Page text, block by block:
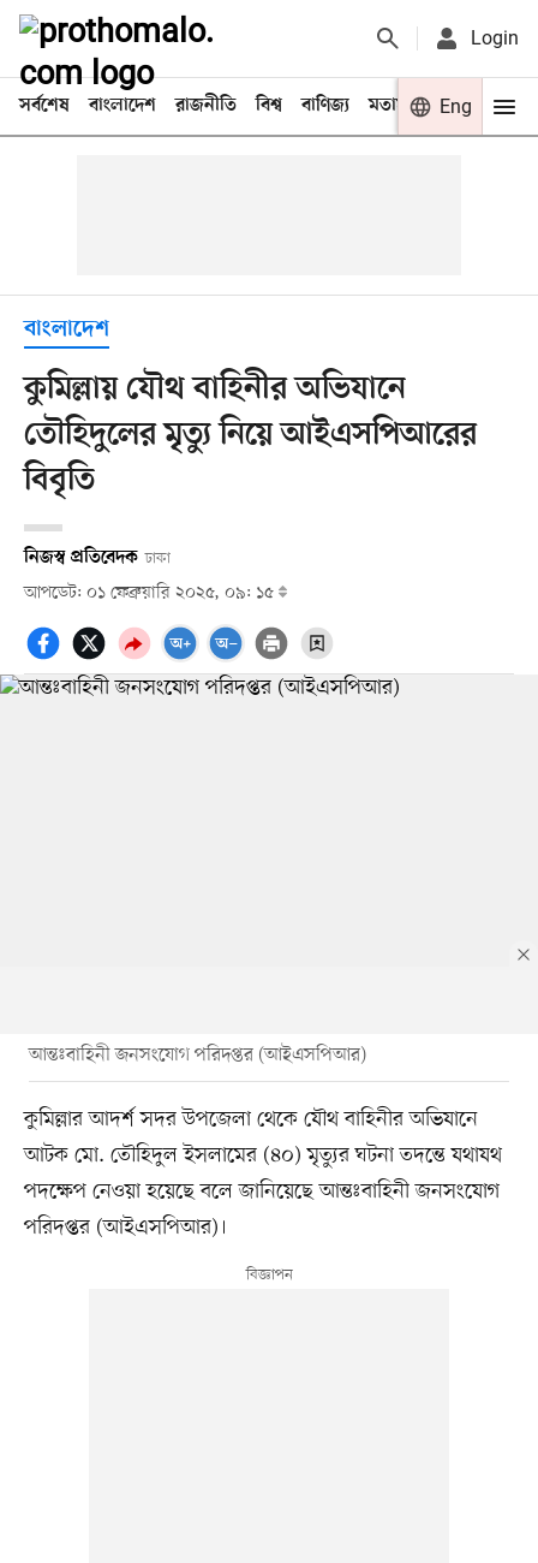
Login
সর্বশেষ বাংলাদেশ রাজনীতি বিশ্ব বাণিজ্য মতামত খেলা
Eng
বাংলাদেশ
কুমিল্লায় যৌথ বাহিনীর অভিযানে
তৌহিদুলের মৃত্যু নিয়ে আইএসপিআরের
বিবৃতি
নিজস্ব প্রতিবেদক ঢাকা
আপডেট: ০১ ফেব্রুয়ারি ২০২৫, ০৯: ১৫
আন্তঃবাহিনী জনসংযোগ পরিদপ্তর (আইএসপিআর)
কুমিল্লার আদর্শ সদর উপজেলা থেকে যৌথ বাহিনীর অভিযানে
আটক মো. তৌহিদুল ইসলামের (৪০) মৃত্যুর ঘটনা তদন্তে যথাযথ
পদক্ষেপ নেওয়া হয়েছে বলে জানিয়েছে আন্তঃবাহিনী জনসংযোগ
পরিদপ্তর (আইএসপিআর)।